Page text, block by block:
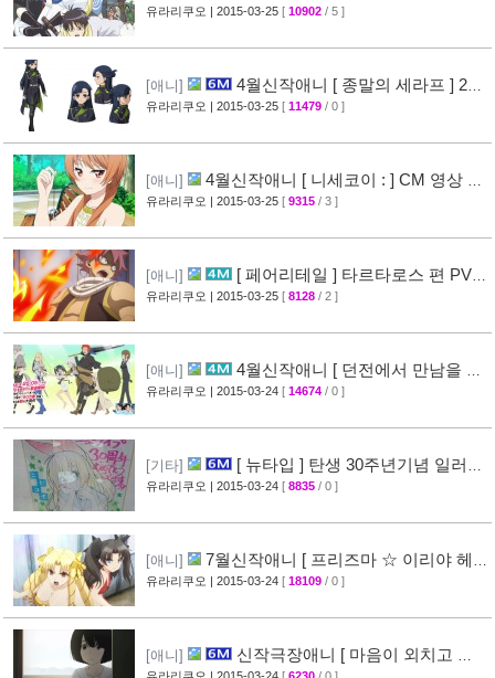
개 [67]
유라리쿠오 | 2015-03-25 [ 10902 / 5 ]
[애니]
4월신작애니 [ 종말의 세라프 ] 2차
PV 영상 공개 [32]
유라리쿠오 | 2015-03-25 [ 11479 / 0 ]
[애니]
4월신작애니 [ 니세코이 : ] CM 영상 공
개 [47]
유라리쿠오 | 2015-03-25 [ 9315 / 3 ]
[애니]
[ 페어리테일 ] 타르타로스 편 PV
영상 공개 ( FAIRY TAIL ) [32]
유라리쿠오 | 2015-03-25 [ 8128 / 2 ]
[애니]
4월신작애니 [ 던전에서 만남을 추
구하면 안되는 걸까? ] 2차 PV 영상 공개
유라리쿠오 | 2015-03-24 [ 14674 / 0 ]
[기타]
[ 뉴타입 ] 탄생 30주년기념 일러스
트 + [ A-1 Pictures ] 10주년 기념 일러스트 공
유라리쿠오 | 2015-03-24 [ 8835 / 0 ]
[애니]
7월신작애니 [ 프리즈마 ☆ 이리야 헤
르츠! ] 티저 영상 공개 (Fate/kaleid liner)
유라리쿠오 | 2015-03-24 [ 18109 / 0 ]
[애니]
신작극장애니 [ 마음이 외치고 싶